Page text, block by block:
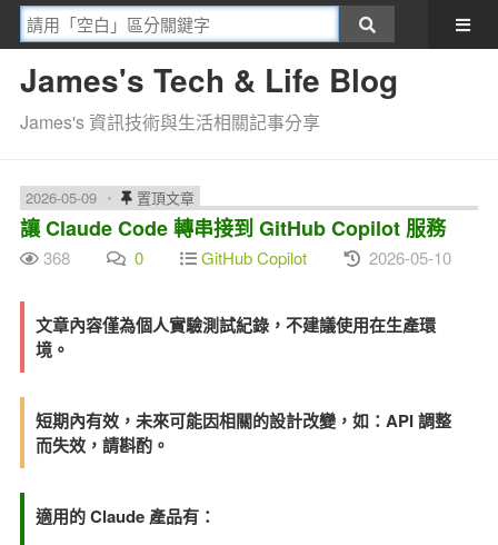
James's Tech & Life Blog
James's 資訊技術與生活相關記事分享
2026-05-09 置頂文章
讓 Claude Code 轉串接到 GitHub Copilot 服務
368 0 GitHub Copilot 2026-05-10
文章內容僅為個人實驗測試紀錄，不建議使用在生產環
境。
短期內有效，未來可能因相關的設計改變，如：API 調整
而失效，請斟酌。
適用的 Claude 產品有：